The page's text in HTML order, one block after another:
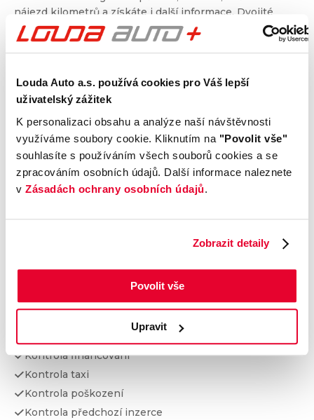
Louda Auto a.s. používá cookies pro Váš lepší
uživatelský zážitek
K personalizaci obsahu a analýze naší návštěvnosti
využíváme soubory cookie. Kliknutím na "Povolit vše"
souhlasíte s používáním všech souborů cookies a se
zpracováním osobních údajů. Další informace naleznete
v Zásadách ochrany osobních údajů.
Zobrazit detaily
Povolit vše
Upravit
nájezd kilometrů a získáte i další informace. Dvojité
prověření pro jistotu při nákupu.
Kontrola technického stavu
Motor
Nápravy a podvozek
Výfuková soustava
Brzdy
Elektronické části vozu
Prověření vozu od Cebia
Kontrola financování
Kontrola taxi
Kontrola poškození
Kontrola předchozí inzerce